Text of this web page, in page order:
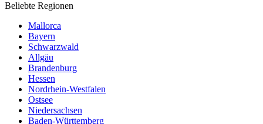
Beliebte Regionen
Mallorca
Bayern
Schwarzwald
Allgäu
Brandenburg
Hessen
Nordrhein-Westfalen
Ostsee
Niedersachsen
Baden-Württemberg